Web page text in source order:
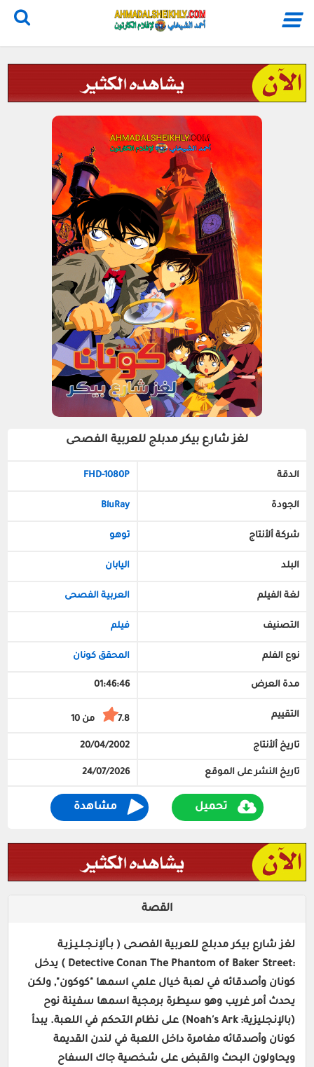
لغز شارع بيكر مدبلج للعربية الفصحى
الدقة FHD-1080P
الجودة BluRay
شركة ألأنتاج توهو
البلد اليابان
لغة الفيلم العربية الفصحى
التصنيف فيلم
نوع الفلم المحقق كونان
مدة العرض 01:46:46
التقييم 7.8 من 10
تاريخ ألأنتاج 20/04/2002
تاريخ النشر على الموقع 24/07/2026
تحميل مشاهدة
القصة
لغز شارع بيكر مدبلج للعربية الفصحى ( بـألإنـجـلـيـزيـة
:Detective Conan The Phantom of Baker Street ) يدخل
كونان وأصدقائه في لعبة خيال علمي اسمها "كوكون", ولكن
يحدث أمر غريب وهو سيطرة برمجية اسمها سفينة نوح
(بالإنجليزية: Noah's Ark) على نظام التحكم في اللعبة. يبدأ
كونان وأصدقائه مغامرة داخل اللعبة في لندن القديمة
ويحاولون البحث والقبض على شخصية جاك السفاح